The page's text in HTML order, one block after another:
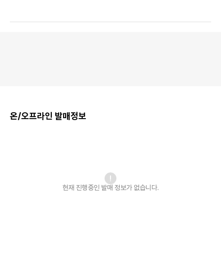
온/오프라인 발매정보
현재 진행중인 발매 정보가 없습니다.